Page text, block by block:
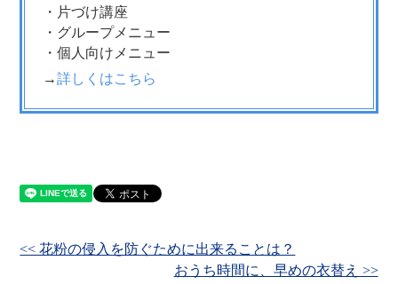
・片づけ講座
・グループメニュー
・個人向けメニュー
→詳しくはこちら
<< 花粉の侵入を防ぐために出来ることは？
おうち時間に、早めの衣替え >>